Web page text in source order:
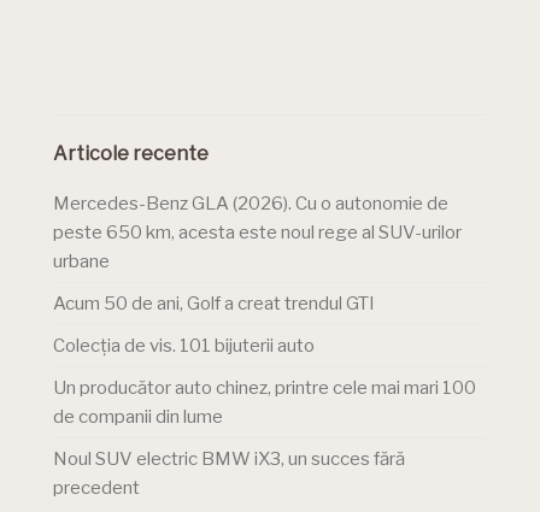
Articole recente
Mercedes-Benz GLA (2026). Cu o autonomie de
peste 650 km, acesta este noul rege al SUV-urilor
urbane
Acum 50 de ani, Golf a creat trendul GTI
Colecția de vis. 101 bijuterii auto
Un producător auto chinez, printre cele mai mari 100
de companii din lume
Noul SUV electric BMW iX3, un succes fără
precedent